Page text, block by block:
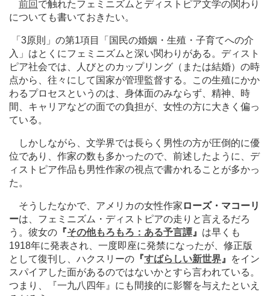
前回 で触れたフェミニズムとディストピア文学の関わり
についても書いておきたい。
「3原則」の第1項目「国民の婚姻・生殖・子育てへの介
入」はとくにフェミニズムと深い関わりがある。ディスト
ピア社会では、人びとのカップリング（または結婚）の時
点から、往々にして国家が管理監督する。この生殖にかか
わるプロセスというのは、身体面のみならず、精神、時
間、キャリアなどの面での負担が、女性の方に大きく偏っ
ている。
しかしながら、文学界では長らく男性の方が圧倒的に優
位であり、作家の数も多かったので、前述したように、デ
ィストピア作品も男性作家の視点で書かれることが多かっ
た。
そうしたなかで、アメリカの女性作家 ローズ・マコーリ
ーは、フェミニズム・ディストピアの走りと言えるだろ
う。彼女の 『その他もろもろ：ある予言譚 』 は早くも
1918年に発表され、一度即座に発禁になったが、修正版
として復刊し、ハクスリーの 『すばらしい新世界 』
をイン
スパイアした面があるのではないかとすら言われている。
つまり、『一九八四年』にも間接的に影響を与えたといえ